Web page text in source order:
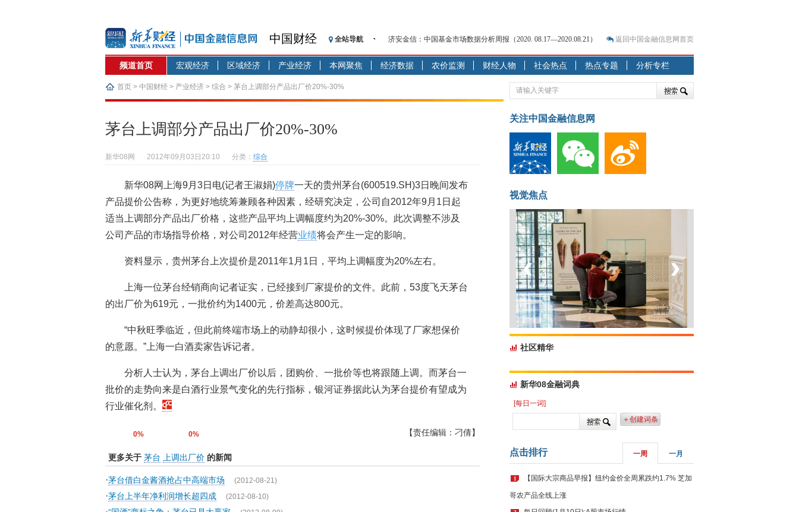
中国财经 全站导航
济安金信：中国基金市场数据分析周报（2020. 08.17—2020.08.21）
【见·闻】疫情下，新加坡旅游业步履维艰
记者手记：疫情下的香港零售业如何浴火重生？
【见·闻】疫情下一家香港传统零售商的转型突围之旅
济安金信：中国基金市场数据分析周报（2020. 07.27—2020.07.31）
【新华财经调查】同业存单、结构性存款玩起“跷跷板” 结构性失衡藏
央行公开市场净投放300亿元 短端资金利率明显下行
基本面及股市双轮冲击 债市回调十年期债表现最弱
恒生聚源：北斗收官之星发射成功，全产业链解析
返回中国金融信息网首页
频道首页 宏观经济 区域经济 产业经济 本网聚焦 经济数据 农价监测 财经人物 社会热点 热点专题 分析专栏
首页 > 中国财经 > 产业经济 > 综合 > 茅台上调部分产品出厂价20%-30%
茅台上调部分产品出厂价20%-30%
新华08网 2012年09月03日20:10 分类： 综合
新华08网上海9月3日电(记者王淑娟)停牌一天的贵州茅台(600519.SH)3日晚间发布
产品提价公告称，为更好地统筹兼顾各种因素，经研究决定，公司自2012年9月1日起
适当上调部分产品出厂价格，这些产品平均上调幅度约为20%-30%。此次调整不涉及
公司产品的市场指导价格，对公司2012年经营业绩将会产生一定的影响。
资料显示，贵州茅台上次提价是2011年1月1日，平均上调幅度为20%左右。
上海一位茅台经销商向记者证实，已经接到厂家提价的文件。此前，53度飞天茅台
的出厂价为619元，一批价约为1400元，价差高达800元。
“中秋旺季临近，但此前终端市场上的动静却很小，这时候提价体现了厂家想保价
的意愿。”上海一白酒卖家告诉记者。
分析人士认为，茅台上调出厂价以后，团购价、一批价等也将跟随上调。而茅台一
批价的走势向来是白酒行业景气变化的先行指标，银河证券据此认为茅台提价有望成为
行业催化剂。
0% 0% 【责任编辑：刁倩】
更多关于 茅台 上调出厂价 的新闻
·茅台借白金酱酒抢占中高端市场 (2012-08-21)
·茅台上半年净利润增长超四成 (2012-08-10)
关注中国金融信息网
视觉焦点
菲律宾：防疫降级
‹ ›
社区精华
新华08金融词典
[每日一词]
＋创建词条
点击排行 一周 一月
1 【国际大宗商品早报】纽约金价全周累跌约1.7% 芝加
哥农产品全线上涨